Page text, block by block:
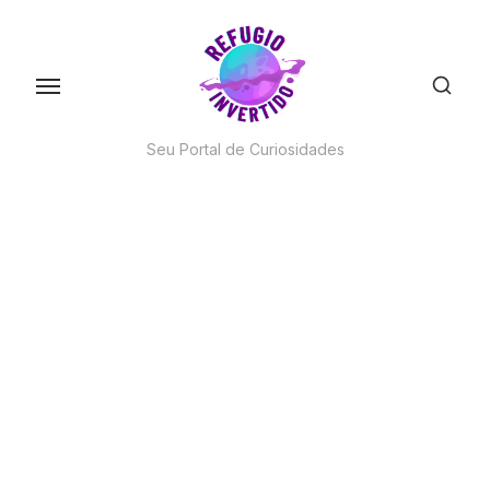
Seu Portal de Curiosidades